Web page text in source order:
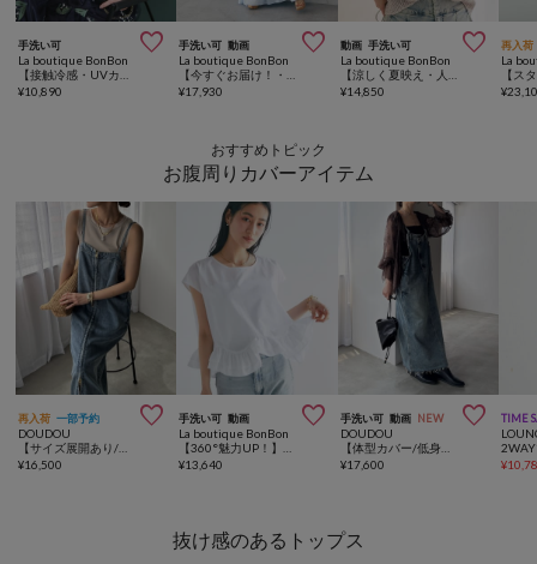
手洗い可 
La boutique BonBon
¥10,890
手洗い可 動画 
La boutique BonBon
¥17,930
動画 手洗い可 
La boutique BonBon
¥14,850
再入荷
La
¥
おすすめトピック
お腹周りカバーアイテム
再入荷 一部予約 
DOUDOU
【サイズ展開あり/細見え】リヨセルデニムジャンスカ
¥16,500
手洗い可 動画 
La boutique BonBon
【360°魅力UP！】ランダムペプラムフレンチブラウス
¥13,640
手洗い可 動画 NEW 
DOUDOU
【体型カバー/低身長サイズあり】裾フリンジデニムジャンスカ
¥17,600
TIME
¥
抜け感のあるトップス